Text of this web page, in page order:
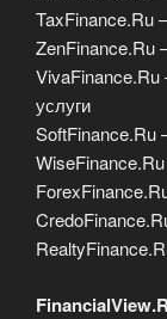
TaxFinance.Ru
ZenFinance.Ru
услуги
SoftFinance.Ru